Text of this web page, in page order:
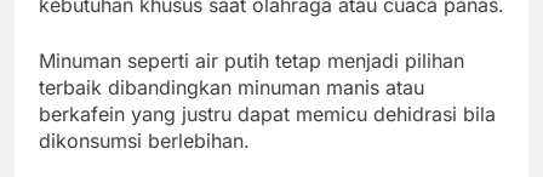
kebutuhan khusus saat olahraga atau cuaca panas.
Minuman seperti air putih tetap menjadi pilihan
terbaik dibandingkan minuman manis atau
berkafein yang justru dapat memicu dehidrasi bila
dikonsumsi berlebihan.